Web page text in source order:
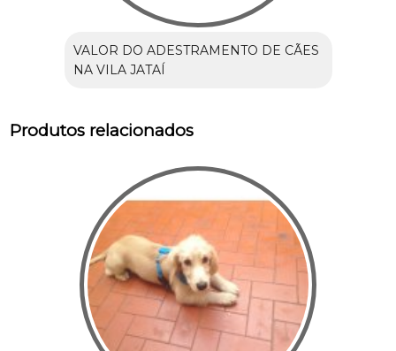
VALOR DO ADESTRAMENTO DE CÃES
NA VILA JATAÍ
Produtos relacionados